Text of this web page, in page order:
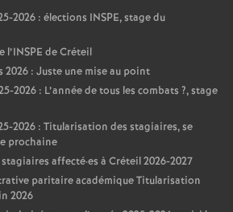
2026 : élections INSPE, stage du
l’INSPE de Créteil
2026 : Juste une mise au point
2026 : L’année de tous les combats ?, stage
2026 : Titularisation des stagiaires, se
prochaine
stagiaires affecté·es à Créteil 2026-2027
paritaire académique Titularisation
2026